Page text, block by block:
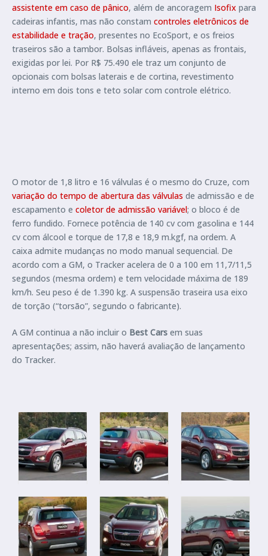
assistente em caso de pânico, além de ancoragem Isofix para
cadeiras infantis, mas não constam controles eletrônicos de
estabilidade e tração, presentes no EcoSport, e os freios
traseiros são a tambor. Bolsas infláveis, apenas as frontais,
exigidas por lei. Por R$ 75.490 ele traz um conjunto de
opcionais com bolsas laterais e de cortina, revestimento
interno em dois tons e teto solar com controle elétrico.
O motor de 1,8 litro e 16 válvulas é o mesmo do Cruze, com
variação do tempo de abertura das válvulas de admissão e de
escapamento e coletor de admissão variável; o bloco é de
ferro fundido. Fornece potência de 140 cv com gasolina e 144
cv com álcool e torque de 17,8 e 18,9 m.kgf, na ordem. A
caixa admite mudanças no modo manual sequencial. De
acordo com a GM, o Tracker acelera de 0 a 100 em 11,7/11,5
segundos (mesma ordem) e tem velocidade máxima de 189
km/h. Seu peso é de 1.390 kg. A suspensão traseira usa eixo
de torção (“torsão”, segundo o fabricante).
A GM continua a não incluir o Best Cars em suas
apresentações; assim, não haverá avaliação de lançamento
do Tracker.